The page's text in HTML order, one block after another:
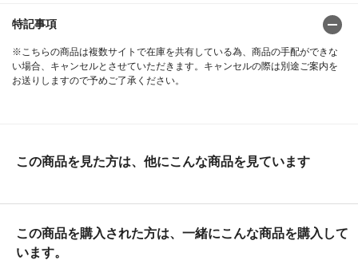
特記事項
※こちらの商品は複数サイトで在庫を共有している為、商品の手配ができな
い場合、キャンセルとさせていただきます。キャンセルの際は別途ご案内を
お送りしますので予めご了承ください。
この商品を見た方は、他にこんな商品を見ています
この商品を購入された方は、一緒にこんな商品を購入して
います。